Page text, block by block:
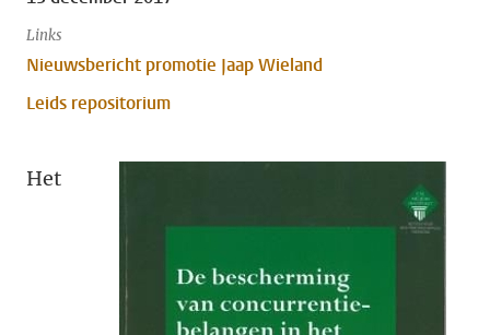
Links
Nieuwsbericht promotie Jaap Wieland
Leids repositorium
Het